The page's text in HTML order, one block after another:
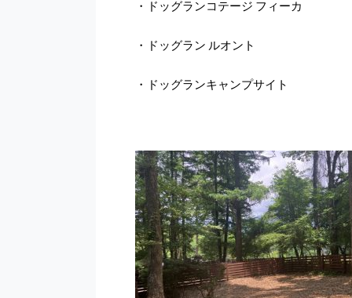
・ドッグランコテージ フィーカ
・ドッグラン ルオント
・ドッグランキャンプサイト